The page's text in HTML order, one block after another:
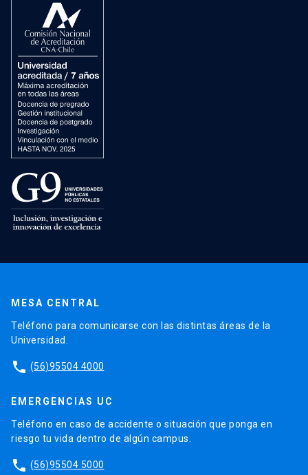
MESA CENTRAL
Teléfono para comunicarse con las distintas áreas de la
Universidad.
phone (56)95504 4000
EMERGENCIAS UC
Teléfono en caso de accidente o situación que ponga en
riesgo tu vida dentro de algún campus.
phone (56)95504 5000